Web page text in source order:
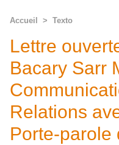
Accueil > Texto
Lettre
Bacary Sarr
Relations
Porte-parole